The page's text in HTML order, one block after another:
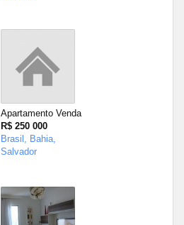
Apartamento Venda
R$ 250 000
Brasil, Bahia,
Salvador